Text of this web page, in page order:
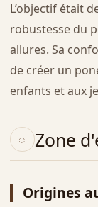
L’objectif était
robustesse du
allures. Sa
de créer un
enfants et aux
Zone
Origines